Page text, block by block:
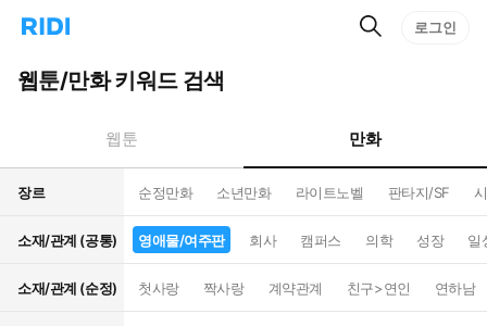
리
홈
으
턴
트
검
로그인
웹툰/만화 키워드 검색
웹툰 만화
장르 순정만화 소년만화 라이트노벨 판타지/SF
소재/관계 (공통) 영애물/여주판 회사 캠퍼스 의학 성장 일
소재/관계 (순정) 첫사랑 짝사랑 계약관계 친구>연인 연하남